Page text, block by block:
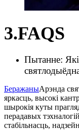
3.FAQS
Пытанне:
БеражаныАрэнда
яркасць, высокі
шырокія куты
перадавых
стабільнасць,